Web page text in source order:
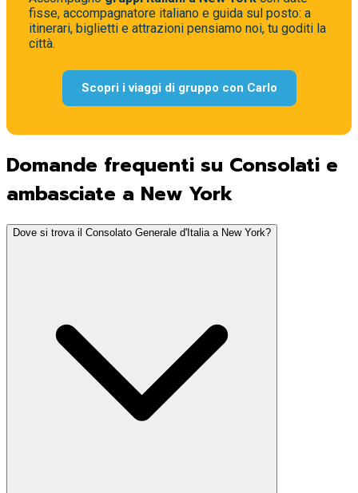
fisse, accompagnatore italiano e guida sul posto: a
itinerari, biglietti e attrazioni pensiamo noi, tu goditi la
città.
Scopri i viaggi di gruppo con Carlo
Domande frequenti su Consolati e
ambasciate a New York
Dove si trova il Consolato Generale d'Italia a New York?